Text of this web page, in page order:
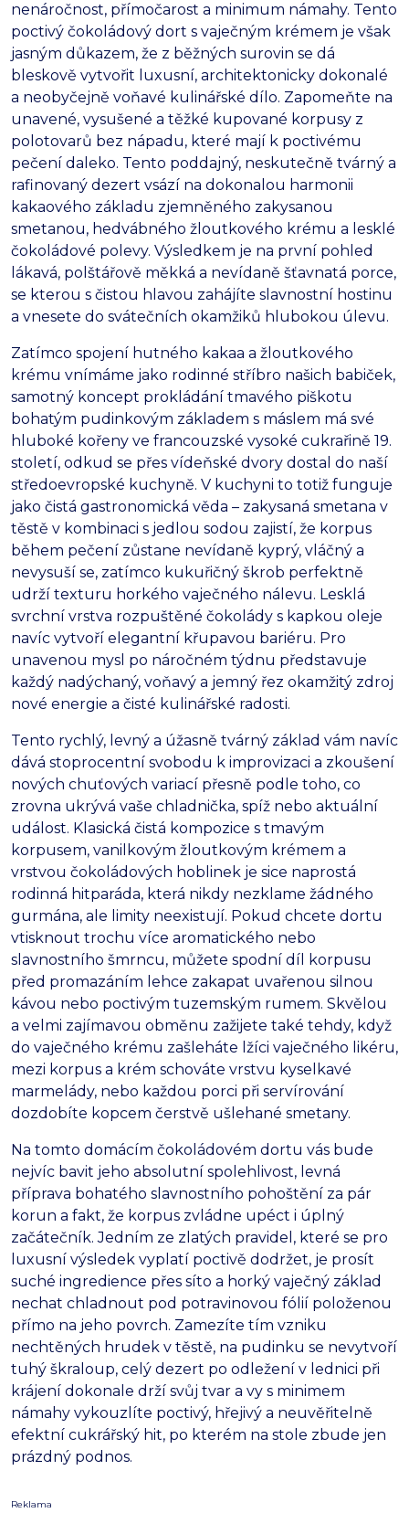
nenáročnost, přímočarost a minimum námahy. Tento
poctivý čokoládový dort s vaječným krémem je však
jasným důkazem, že z běžných surovin se dá
bleskově vytvořit luxusní, architektonicky dokonalé
a neobyčejně voňavé kulinářské dílo. Zapomeňte na
unavené, vysušené a těžké kupované korpusy z
polotovarů bez nápadu, které mají k poctivému
pečení daleko. Tento poddajný, neskutečně tvárný a
rafinovaný dezert vsází na dokonalou harmonii
kakaového základu zjemněného zakysanou
smetanou, hedvábného žloutkového krému a lesklé
čokoládové polevy. Výsledkem je na první pohled
lákavá, polštářově měkká a nevídaně šťavnatá porce,
se kterou s čistou hlavou zahájíte slavnostní hostinu
a vnesete do svátečních okamžiků hlubokou úlevu.
Zatímco spojení hutného kakaa a žloutkového
krému vnímáme jako rodinné stříbro našich babiček,
samotný koncept prokládání tmavého piškotu
bohatým pudinkovým základem s máslem má své
hluboké kořeny ve francouzské vysoké cukrařině 19.
století, odkud se přes vídeňské dvory dostal do naší
středoevropské kuchyně. V kuchyni to totiž funguje
jako čistá gastronomická věda – zakysaná smetana v
těstě v kombinaci s jedlou sodou zajistí, že korpus
během pečení zůstane nevídaně kyprý, vláčný a
nevysuší se, zatímco kukuřičný škrob perfektně
udrží texturu horkého vaječného nálevu. Lesklá
svrchní vrstva rozpuštěné čokolády s kapkou oleje
navíc vytvoří elegantní křupavou bariéru. Pro
unavenou mysl po náročném týdnu představuje
každý nadýchaný, voňavý a jemný řez okamžitý zdroj
nové energie a čisté kulinářské radosti.
Tento rychlý, levný a úžasně tvárný základ vám navíc
dává stoprocentní svobodu k improvizaci a zkoušení
nových chuťových variací přesně podle toho, co
zrovna ukrývá vaše chladnička, spíž nebo aktuální
událost. Klasická čistá kompozice s tmavým
korpusem, vanilkovým žloutkovým krémem a
vrstvou čokoládových hoblinek je sice naprostá
rodinná hitparáda, která nikdy nezklame žádného
gurmána, ale limity neexistují. Pokud chcete dortu
vtisknout trochu více aromatického nebo
slavnostního šmrncu, můžete spodní díl korpusu
před promazáním lehce zakapat uvařenou silnou
kávou nebo poctivým tuzemským rumem. Skvělou
a velmi zajímavou obměnu zažijete také tehdy, když
do vaječného krému zašleháte lžíci vaječného likéru,
mezi korpus a krém schováte vrstvu kyselkavé
marmelády, nebo každou porci při servírování
dozdobíte kopcem čerstvě ušlehané smetany.
Na tomto domácím čokoládovém dortu vás bude
nejvíc bavit jeho absolutní spolehlivost, levná
příprava bohatého slavnostního pohoštění za pár
korun a fakt, že korpus zvládne upéct i úplný
začátečník. Jedním ze zlatých pravidel, které se pro
luxusní výsledek vyplatí poctivě dodržet, je prosít
suché ingredience přes síto a horký vaječný základ
nechat chladnout pod potravinovou fólií položenou
přímo na jeho povrch. Zamezíte tím vzniku
nechtěných hrudek v těstě, na pudinku se nevytvoří
tuhý škraloup, celý dezert po odležení v lednici při
krájení dokonale drží svůj tvar a vy s minimem
námahy vykouzlíte poctivý, hřejivý a neuvěřitelně
efektní cukrářský hit, po kterém na stole zbude jen
prázdný podnos.
Reklama